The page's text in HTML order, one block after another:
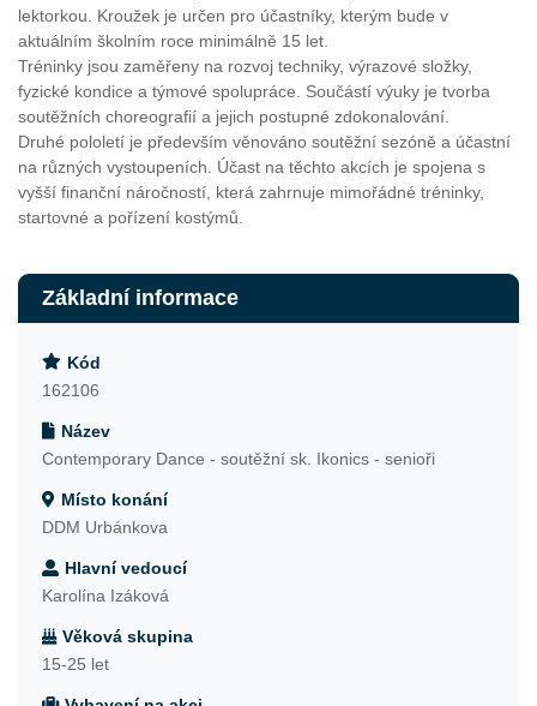
lektorkou. Kroužek je určen pro účastníky, kterým bude v
aktuálním školním roce minimálně 15 let.
Tréninky jsou zaměřeny na rozvoj techniky, výrazové složky,
fyzické kondice a týmové spolupráce. Součástí výuky je tvorba
soutěžních choreografií a jejich postupné zdokonalování.
Druhé pololetí je především věnováno soutěžní sezóně a účastní
na různých vystoupeních. Účast na těchto akcích je spojena s
vyšší finanční náročností, která zahrnuje mimořádné tréninky,
startovné a pořízení kostýmů.
Základní informace
Kód
162106
Název
Contemporary Dance - soutěžní sk. Ikonics - senioři
Místo konání
DDM Urbánkova
Hlavní vedoucí
Karolína Izáková
Věková skupina
15-25 let